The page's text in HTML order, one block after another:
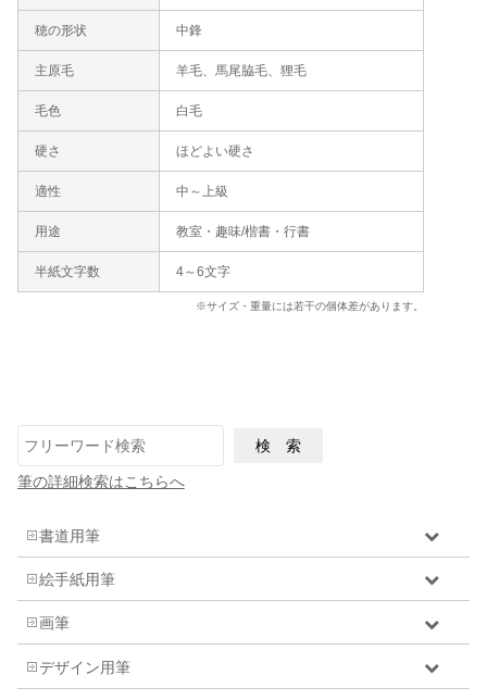
※サイズ・重量には若干の個体差があります。
穂の形状 中鋒
主原毛 羊毛、馬尾脇毛、狸毛
毛色 白毛
硬さ ほどよい硬さ
適性 中～上級
用途 教室・趣味/楷書・行書
半紙文字数 4～6文字
筆の詳細検索はこちらへ
書道用筆
絵手紙用筆
画筆
デザイン用筆